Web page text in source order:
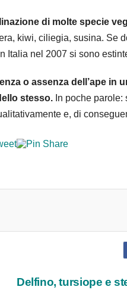
di molte specie
kiwi, ciliegia, susina. Se
Italia nel 2007 si sono
o assenza dell’ape in
stesso. In poche
e, di
Delfino, tursiope e